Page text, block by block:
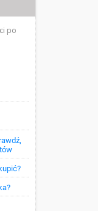
po